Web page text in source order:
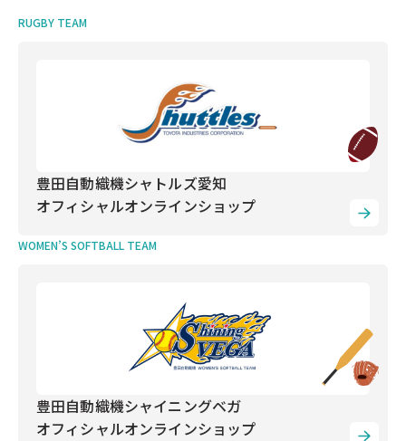
RUGBY TEAM
豊田自動織機シャトルズ愛知
オフィシャルオンラインショップ
WOMEN’S SOFTBALL TEAM
豊田自動織機シャイニングベガ
オフィシャルオンラインショップ